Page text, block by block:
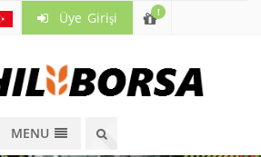
Üye Girişi !
MENU